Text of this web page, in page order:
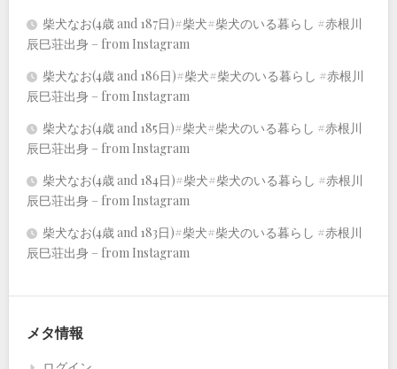
柴犬なお(4歳 and 187日)#柴犬#柴犬のいる暮らし #赤根川
辰巳荘出身 – from Instagram
柴犬なお(4歳 and 186日)#柴犬#柴犬のいる暮らし #赤根川
辰巳荘出身 – from Instagram
柴犬なお(4歳 and 185日)#柴犬#柴犬のいる暮らし #赤根川
辰巳荘出身 – from Instagram
柴犬なお(4歳 and 184日)#柴犬#柴犬のいる暮らし #赤根川
辰巳荘出身 – from Instagram
柴犬なお(4歳 and 183日)#柴犬#柴犬のいる暮らし #赤根川
辰巳荘出身 – from Instagram
メタ情報